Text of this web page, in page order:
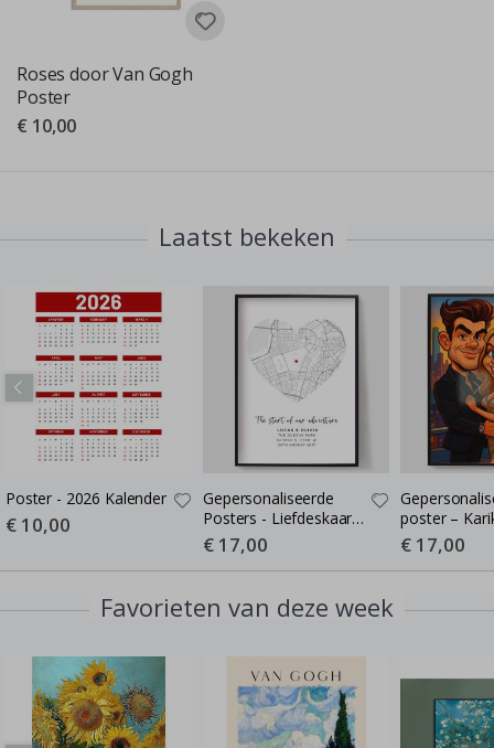
Roses door Van Gogh
Poster
€ 10,00
Laatst bekeken
Poster - 2026 Kalender
Special
Price
€ 10,00
Gepersonaliseerde
Posters - Liefdeskaart -
Waar de Liefde Begon
Special
Price
€ 17,00
poster –
Cartoon-stijl
poster
Special
Price
€ 17,00
Favorieten van deze week